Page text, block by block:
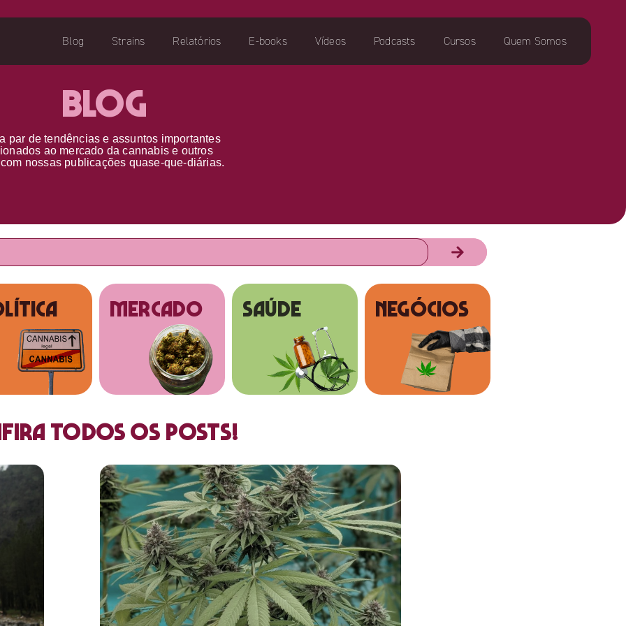
Blog Strains Relatórios E-books Vídeos Podcasts Cursos Quem Somos
Blog
par detendências e assuntos importantes
ao mercado da cannabis e outros
com nossas publicações quase-que-diárias.
MERCADO SAÚDE NEGÓCIOS
todos os posts!